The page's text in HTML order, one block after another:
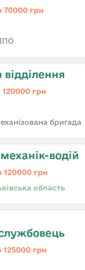
70000 грн
120000 грн
бригада
водій
120000 грн
область
125000 грн